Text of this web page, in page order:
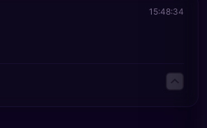
15:48:34